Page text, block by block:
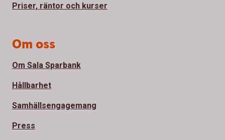
Priser, räntor och kurser
Om oss
Om Sala Sparbank
Hållbarhet
Samhällsengagemang
Press